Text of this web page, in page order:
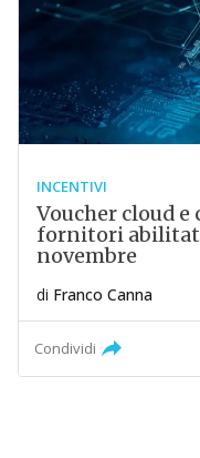
INCENTIVI
Voucher cloud
fornitori
novembre
di Franco Canna
Condividi